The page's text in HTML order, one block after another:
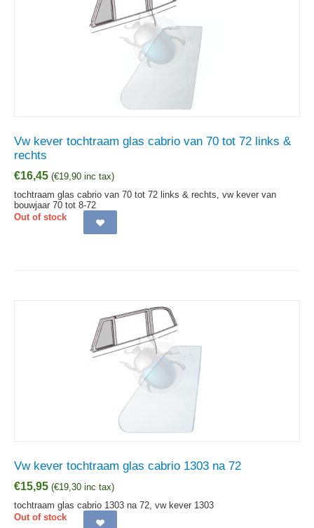
Vw kever tochtraam glas cabrio van 70 tot 72 links &
rechts
€16,45 (€19,90 inc tax)
tochtraam glas cabrio van 70 tot 72 links & rechts, vw kever van
bouwjaar 70 tot 8-72
Out of stock
Vw kever tochtraam glas cabrio 1303 na 72
€15,95 (€19,30 inc tax)
tochtraam glas cabrio 1303 na 72, vw kever 1303
Out of stock